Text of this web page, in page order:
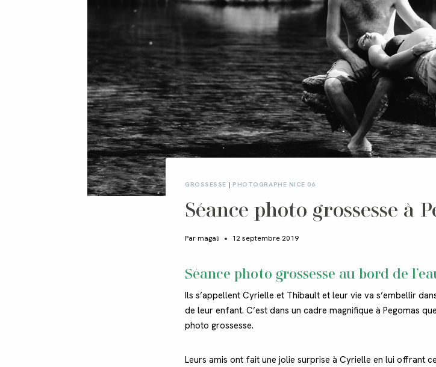
GROSSESSE | PHOTOGRAPHE NICE 06
Séance photo grossesse à
Parmagali 12 septembre 2019
Séance photo grossesse au bord de
Ils s’appellent Cyrielle et Thibault et leur vie va s’embellir
de leur enfant. C’est dans un cadre magnifique à Pegomas
photo grossesse.
Leurs amis ont fait une jolie surprise à Cyrielle en lui offrant